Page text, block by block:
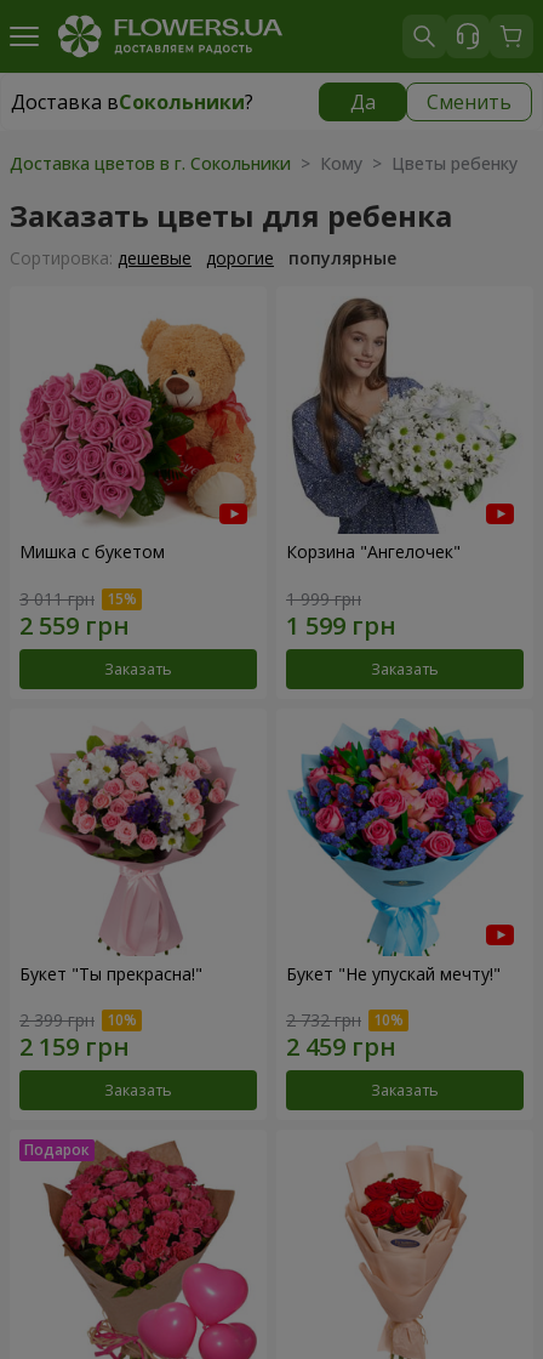
Доставка вСокольники? Да Сменить
Доставка вСокольники|
Доставка цветов в г. Сокольники > Кому > Цветы ребенку
Заказать цветы для ребенка
Cортировка: дешевые дорогие популярные
Мишка с букетом
3 011 грн
Заказать
Корзина "Ангелочек"
1 999 грн
Заказать
Букет "Ты прекрасна!"
2 399 грн
Заказать
Букет "Не упускай мечту!"
2 732 грн
Заказать